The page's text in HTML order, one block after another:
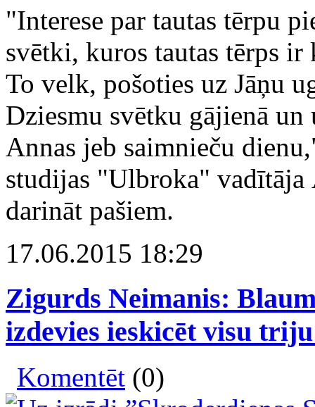
"Interese par tautas tērpu
svētki, kuros tautas tērps
To velk, pošoties uz Jāņu
Dziesmu svētku gājienā
Annas jeb saimnieču
studijas "Ulbroka"
darināt pašiem.
17.06.2015 18:29
Zigurds Neimanis:
izdevies ieskicēt visu
Komentēt (0)